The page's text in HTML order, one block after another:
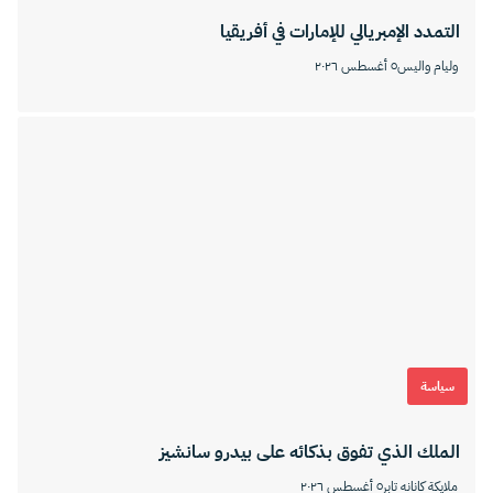
التمدد الإمبريالي للإمارات في أفريقيا
وليام واليس٥ أغسطس ٢٠٢٦
سياسة
الملك الذي تفوق بذكائه على بيدرو سانشيز
ملايكة كانانه تابر٥ أغسطس ٢٠٢٦